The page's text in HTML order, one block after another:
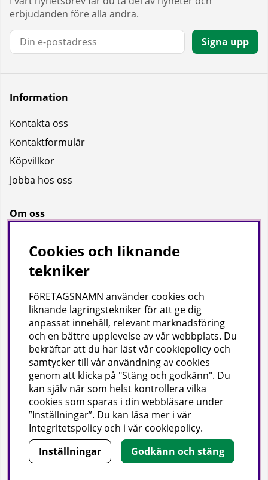
erbjudanden före alla andra.
E-post:
Signa upp
Information
Kontakta oss
Kontaktformulär
Köpvillkor
Jobba hos oss
Om oss
Bransch
Kataloger
Företagsuppgifter
Visab i Skandinavien AB
Din lokala leverantör av städ- och hygienprodukter.
Hjärtlandavägen 17, 576 33 Sävsjö
Org nr: 556504-4558
Tel: 0382-157 50 | info@visab.info
Mån–fre 07:30–16:00
Cookies och liknande
tekniker
FöRETAGSNAMN använder cookies och
liknande lagringstekniker för att ge dig
anpassat innehåll, relevant marknadsföring
och en bättre upplevelse av vår webbplats. Du
bekräftar att du har läst vår cookiepolicy och
samtycker till vår användning av cookies
genom att klicka på "Stäng och godkänn". Du
kan själv när som helst kontrollera vilka
cookies som sparas i din webbläsare under
”Inställningar”. Du kan läsa mer i vår
Integritetspolicy och i vår cookiepolicy.
Inställningar
Godkänn och stäng